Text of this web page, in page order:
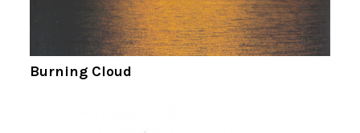
Burning Cloud